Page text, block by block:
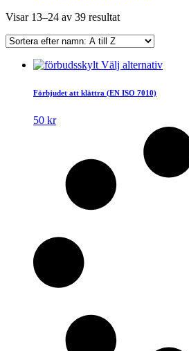
Visar 13–24 av 39 resultat
Välj alternativDen
kan
Förbjudet att klättra (EN ISO 7010)
50 kr